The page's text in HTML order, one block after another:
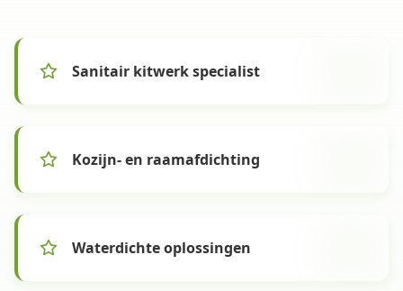
Sanitair kitwerk specialist
Kozijn- en raamafdichting
Waterdichte oplossingen